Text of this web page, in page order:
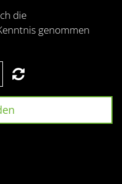
die
genommen